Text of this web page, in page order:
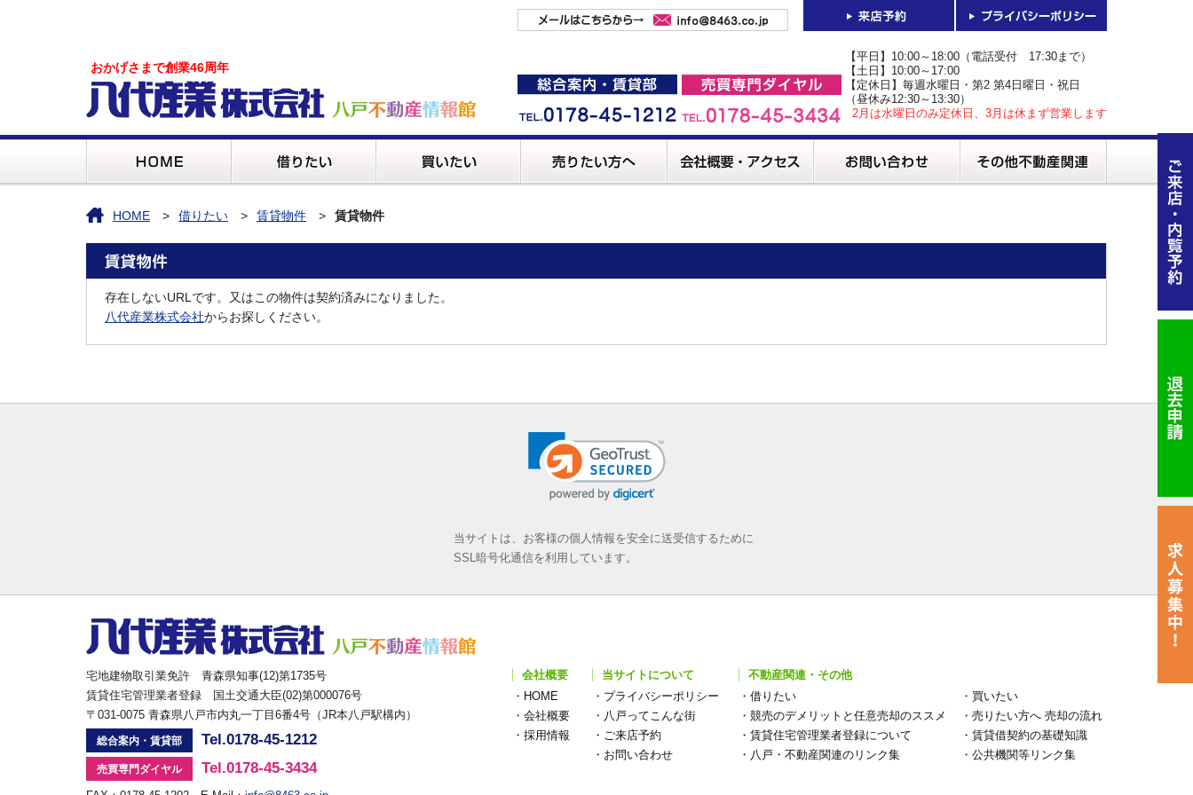
おかげさまで創業46周年
【平日】10:00～18:00（電話受付 17:30まで）
【土日】10:00～17:00
【定休日】毎週水曜日・第2 第4日曜日・祝日
（昼休み12:30～13:30）
2月は水曜日のみ定休日、3月は休まず営業します
HOME 借りたい 賃貸物件 賃貸物件
存在しないURLです。又はこの物件は契約済みになりました。
八代産業株式会社からお探しください。
当サイトは、お客様の個人情報を安全に送受信するために
SSL暗号化通信を利用しています。
宅地建物取引業免許 青森県知事(12)第1735号
賃貸住宅管理業者登録 国土交通大臣(02)第000076号
〒031-0075 青森県八戸市内丸一丁目6番4号（JR本八戸駅構内）
総合案内・賃貸部 Tel.0178-45-1212
売買専門ダイヤル Tel.0178-45-3434
会社概要
・ HOME
・ 会社概要
・ 採用情報
当サイトについて
・ プライバシーポリシー
・ 八戸ってこんな街
・ ご来店予約
・ お問い合わせ
不動産関連・その他
・ 借りたい ・ 買いたい
・ 競売のデメリットと任意売却のススメ ・ 売りたい方へ 売却の流れ
・ 賃貸住宅管理業者登録について ・ 賃貸借契約の基礎知識
・ 八戸・不動産関連のリンク集 ・ 公共機関等リンク集